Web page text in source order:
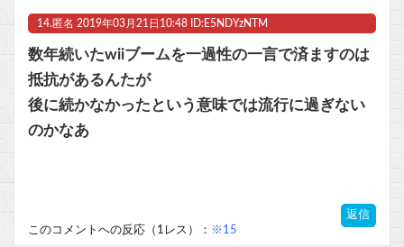
14. 匿名 2019年03月21日10:48 ID:E5NDYzNTM
数年続いたwiiブームを一過性の一言で済ますのは
抵抗があるんたが
後に続かなかったという意味では流行に過ぎない
のかなあ
返信
このコメントへの反応（1レス）： ※15